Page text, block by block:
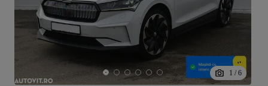
1 / 6